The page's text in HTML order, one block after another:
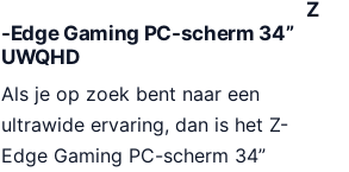
Z
-Edge Gaming PC-scherm 34”
UWQHD
Als je op zoek bent naar een
ultrawide ervaring, dan is het Z-
Edge Gaming PC-scherm 34”